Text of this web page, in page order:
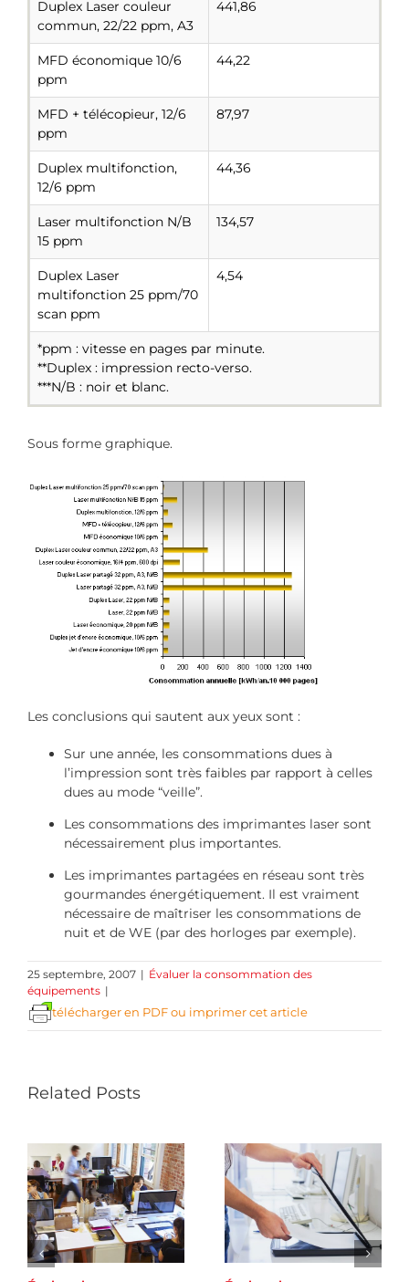
Duplex Laser couleur
commun, 22/22 ppm, A3
441,86
MFD économique 10/6
ppm
44,22
MFD + télécopieur, 12/6
ppm
87,97
Duplex multifonction,
12/6 ppm
44,36
Laser multifonction N/B
15 ppm
134,57
Duplex Laser
multifonction 25 ppm/70
scan ppm
4,54
*ppm : vitesse en pages par minute.
**Duplex : impression recto-verso.
***N/B : noir et blanc.
Sous forme graphique.
Les conclusions qui sautent aux yeux sont :
Sur une année, les consommations dues à
l’impression sont très faibles par rapport à celles
dues au mode “veille”.
Les consommations des imprimantes laser sont
nécessairement plus importantes.
Les imprimantes partagées en réseau sont très
gourmandes énergétiquement. Il est vraiment
nécessaire de maîtriser les consommations de
nuit et de WE (par des horloges par exemple).
25 septembre, 2007 | Évaluer la consommation des
équipements |
télécharger en PDF ou imprimer cet article
Related Posts